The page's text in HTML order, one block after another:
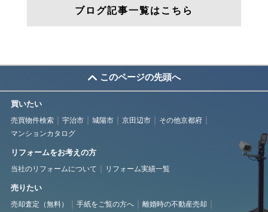
ブログ記事一覧はこちら
このページの先頭へ
買いたい
売買物件検索 宇治市 城陽市 京田辺市
その他京都府
マンションカタログ
リフォームをお考えの方
当社のリフォームについて リフォーム実績一覧
売りたい
売却査定（無料） 手紙をご覧の方へ
離婚時の不動産売却